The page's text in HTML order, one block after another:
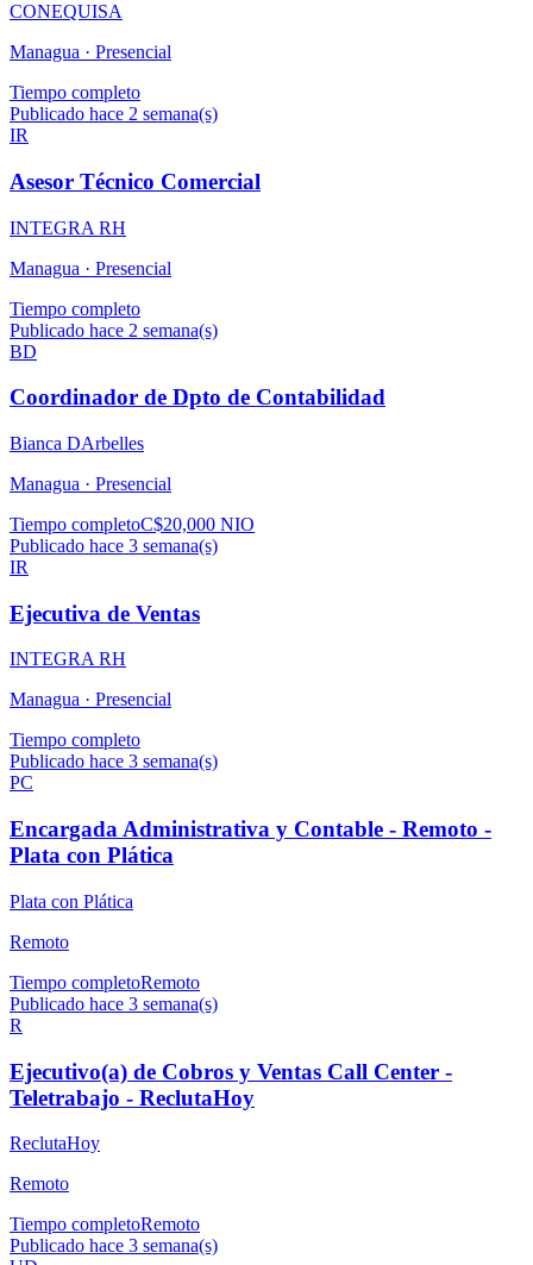
CONEQUISA
Managua · Presencial
Tiempo completo
Publicado hace 2 semana(s)
IR
Asesor Técnico Comercial
INTEGRA RH
Managua · Presencial
Tiempo completo
Publicado hace 2 semana(s)
BD
Coordinador de Dpto de Contabilidad
Bianca DArbelles
Managua · Presencial
Tiempo completoC$20,000 NIO
Publicado hace 3 semana(s)
IR
Ejecutiva de Ventas
INTEGRA RH
Managua · Presencial
Tiempo completo
Publicado hace 3 semana(s)
PC
Encargada Administrativa y Contable - Remoto -
Plata con Plática
Plata con Plática
Remoto
Tiempo completoRemoto
Publicado hace 3 semana(s)
R
Ejecutivo(a) de Cobros y Ventas Call Center -
Teletrabajo - ReclutaHoy
ReclutaHoy
Remoto
Tiempo completoRemoto
Publicado hace 3 semana(s)